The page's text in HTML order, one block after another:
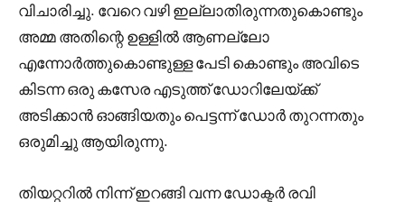
വിചാരിച്ചു. വേറെ വഴി ഇല്ലാതിരുന്നതുകൊണ്ടും
അമ്മ അതിന്റെ ഉള്ളിൽ ആണല്ലോ
എന്നോർത്തുകൊണ്ടുള്ള പേടി കൊണ്ടും അവിടെ
കിടന്ന ഒരു കസേര എടുത്ത് ഡോറിലേയ്ക്ക്
അടിക്കാൻ ഓങ്ങിയതും പെട്ടന്ന് ഡോർ തുറന്നതും
ഒരുമിച്ചു ആയിരുന്നു.
തിയറ്ററിൽ നിന്ന് ഇറങ്ങി വന്ന ഡോക്ടർ രവി